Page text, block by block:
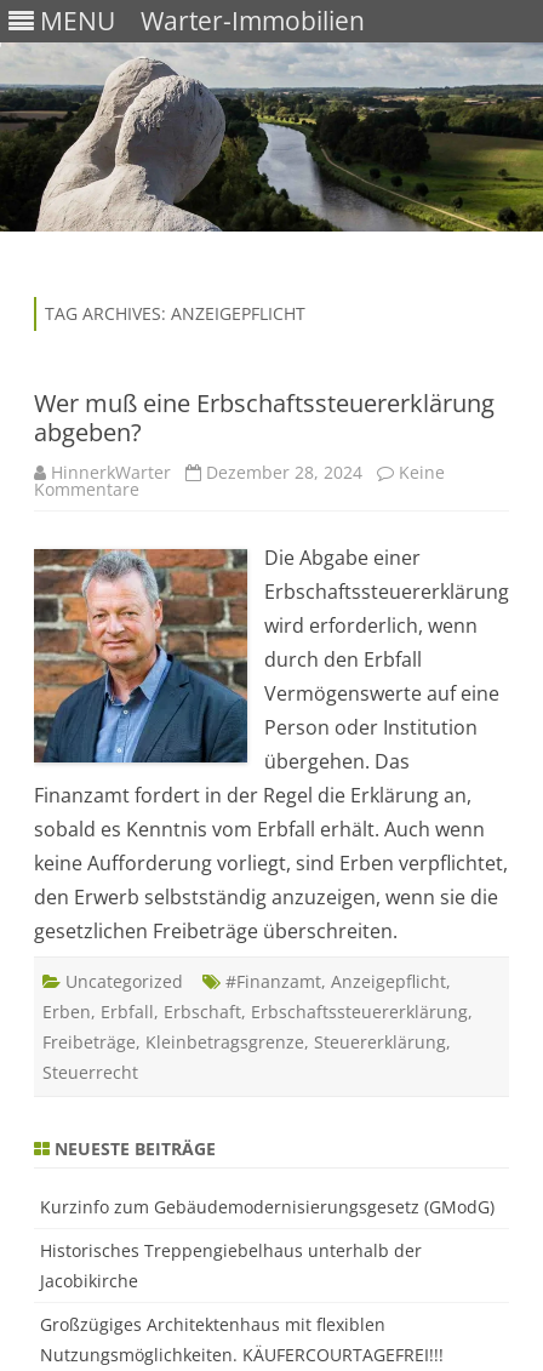
MENU Warter-Immobilien
TAG ARCHIVES: ANZEIGEPFLICHT
Wer muß eine Erbschaftssteuererklärung
abgeben?
HinnerkWarter Dezember 28, 2024 Keine
Kommentare
r
m
u
ß
e
i
n
e
E
r
b
s
c
a
t
s
e
e
r
l
ä
g
e
n
Die Abgabe einer
Erbschaftssteuererklärung
wird erforderlich, wenn
durch den Erbfall
Vermögenswerte auf eine
Person oder Institution
übergehen. Das
Finanzamt fordert in der Regel die Erklärung an,
sobald es Kenntnis vom Erbfall erhält. Auch wenn
keine Aufforderung vorliegt, sind Erben verpflichtet,
den Erwerb selbstständig anzuzeigen, wenn sie die
gesetzlichen Freibeträge überschreiten.
Uncategorized #Finanzamt, Anzeigepflicht,
Erben, Erbfall, Erbschaft, Erbschaftssteuererklärung,
Freibeträge, Kleinbetragsgrenze, Steuererklärung,
Steuerrecht
NEUESTE BEITRÄGE
Kurzinfo zum Gebäudemodernisierungsgesetz (GModG)
Historisches Treppengiebelhaus unterhalb der
Jacobikirche
Großzügiges Architektenhaus mit flexiblen
Nutzungsmöglichkeiten. KÄUFERCOURTAGEFREI!!!